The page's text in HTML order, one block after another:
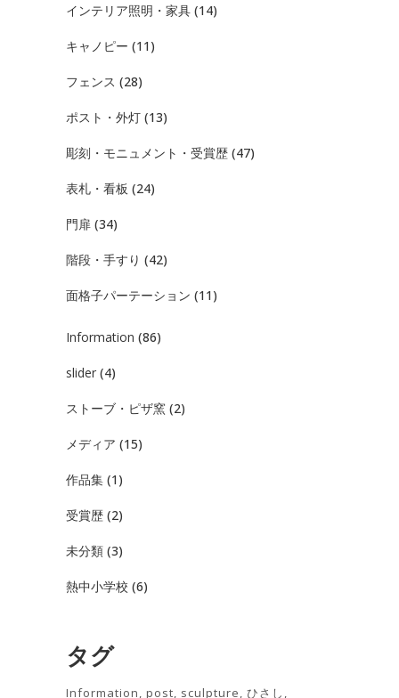
インテリア照明・家具 (14)
キャノピー (11)
フェンス (28)
ポスト・外灯 (13)
彫刻・モニュメント・受賞歴 (47)
表札・看板 (24)
門扉 (34)
階段・手すり (42)
面格子パーテーション (11)
Information (86)
slider (4)
ストーブ・ピザ窯 (2)
メディア (15)
作品集 (1)
受賞歴 (2)
未分類 (3)
熱中小学校 (6)
タグ
Information post sculpture ひさし